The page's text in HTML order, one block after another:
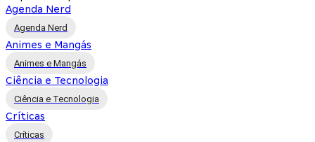
Agenda Nerd
Agenda Nerd
Animes e Mangás
Animes e Mangás
Ciência e Tecnologia
Ciência e Tecnologia
Críticas
Críticas